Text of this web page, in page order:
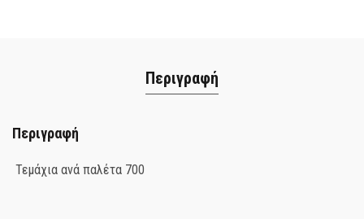
Περιγραφή
Περιγραφή
Τεμάχια ανά παλέτα 700